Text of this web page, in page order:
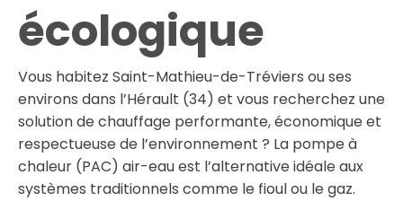
écologique
Vous habitez Saint-Mathieu-de-Tréviers ou ses
environs dans l’Hérault (34) et vous recherchez une
solution de chauffage performante, économique et
respectueuse de l’environnement ? La pompe à
chaleur (PAC) air-eau est l’alternative idéale aux
systèmes traditionnels comme le fioul ou le gaz.